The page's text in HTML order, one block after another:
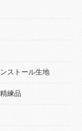
ストール生地
練品